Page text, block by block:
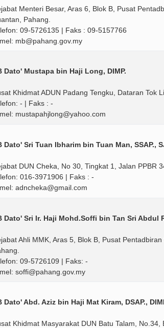
Menteri Besar, Aras 6, Blok B, Pusat
Pahang.
09-5726135 | Faks : 09-5157766
mb@pahang.gov.my
Dato' Mustapa bin Haji Long, DIMP.
Khidmat ADUN Padang Tengku, Dataran Tok
- | Faks : -
mustapahjlong@yahoo.com
Dato' Sri Tuan Ibharim bin Tuan Man, SSAP.,
DUN Cheka, No 30, Tingkat 1, Jalan PPBR
016-3971906 | Faks : -
adncheka@gmail.com
Dato' Sri Ir. Haji Mohd.Soffi bin Tan Sri Abdul
Ahli MMK, Aras 5, Blok B, Pusat
09-5726109 | Faks: -
soffi@pahang.gov.my
Dato' Abd. Aziz bin Haji Mat Kiram, DSAP.,
Khidmat Masyarakat DUN Batu Talam,